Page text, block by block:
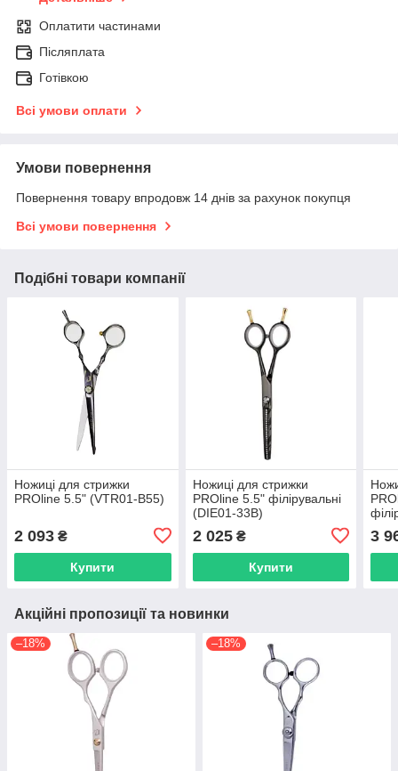
Оплатити частинами
Післяплата
Готівкою
Всі умови оплати
Умови повернення
Повернення товару впродовж 14 днів за рахунок покупця
Всі умови повернення
Подібні товари компанії
Ножиці для стрижки
PROline 5.5" (VTR01-B55)
2 093 ₴
Купити
Ножиці для стрижки
PROline 5.5" філірувальні
(DIE01-33B)
2 025₴
Купити
3
Акційні пропозиції та новинки
–18% –18%